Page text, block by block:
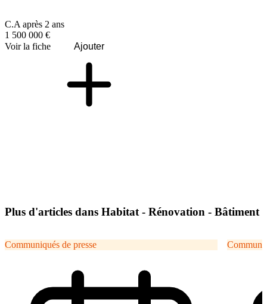
C.A après 2 ans
1 500 000 €
Voir la fiche
Ajouter
Plus d'articles dans Habitat - Rénovation - Bâtiment
Communiqués de presse